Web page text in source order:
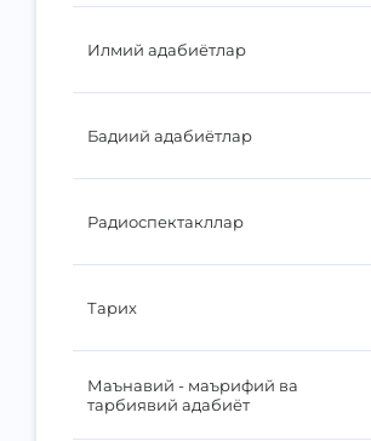
Илмий адабиётлар
Бадиий адабиётлар
Радиоспектакллар
Тарих
Маънавий - маърифий ва
тарбиявий адабиёт